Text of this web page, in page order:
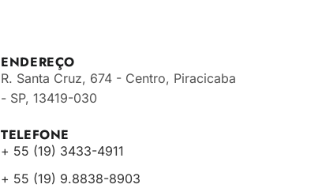
ENDEREÇO
R. Santa Cruz, 674 - Centro, Piracicaba
- SP, 13419-030
TELEFONE
+ 55 (19) 3433-4911
+ 55 (19) 9.8838-8903